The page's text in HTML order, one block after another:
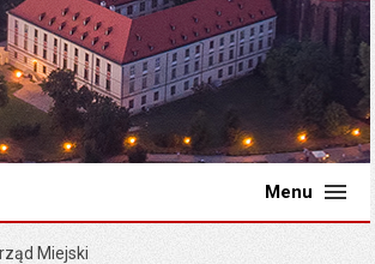
Menu
Miejski